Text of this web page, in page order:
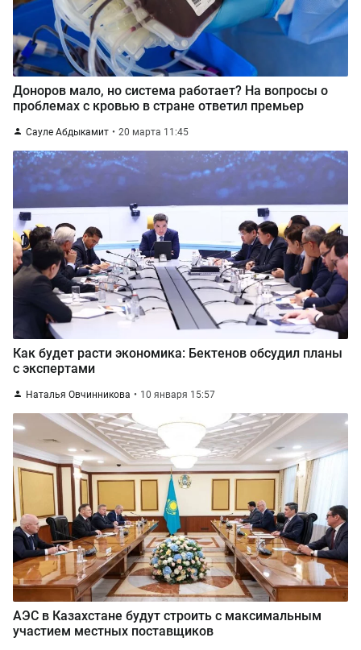
Доноров мало, но система работает? На вопросы о
проблемах с кровью в стране ответил премьер
Сауле Абдыкамит 20 марта 11:45
Как будет расти экономика: Бектенов обсудил планы
с экспертами
Наталья Овчинникова 10 января 15:57
АЭС в Казахстане будут строить с максимальным
участием местных поставщиков